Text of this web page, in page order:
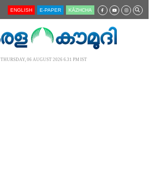
ENGLISH E-PAPER KĀZHCHA
THURSDAY, 06 AUGUST 2026 6.31 PM IST